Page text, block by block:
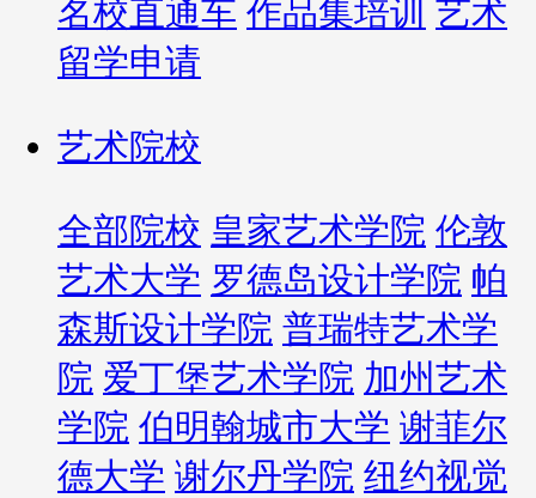
名校直通车 作品集培训 艺术
留学申请
艺术院校
全部院校 皇家艺术学院 伦敦
艺术大学 罗德岛设计学院 帕
森斯设计学院 普瑞特艺术学
院 爱丁堡艺术学院 加州艺术
学院 伯明翰城市大学 谢菲尔
德大学 谢尔丹学院 纽约视觉